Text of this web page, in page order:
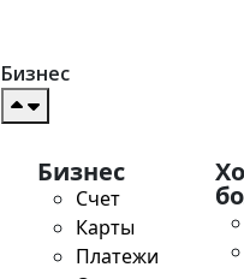
Бизнес
Бизнес
Счет
Карты
Платежи
либо
деятельности, тип
платежы SEPA/ SEPA